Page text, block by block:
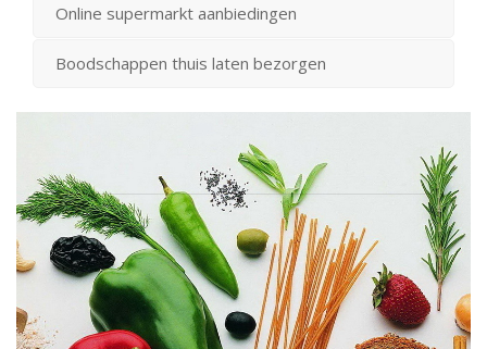
Online supermarkt aanbiedingen
Boodschappen thuis laten bezorgen